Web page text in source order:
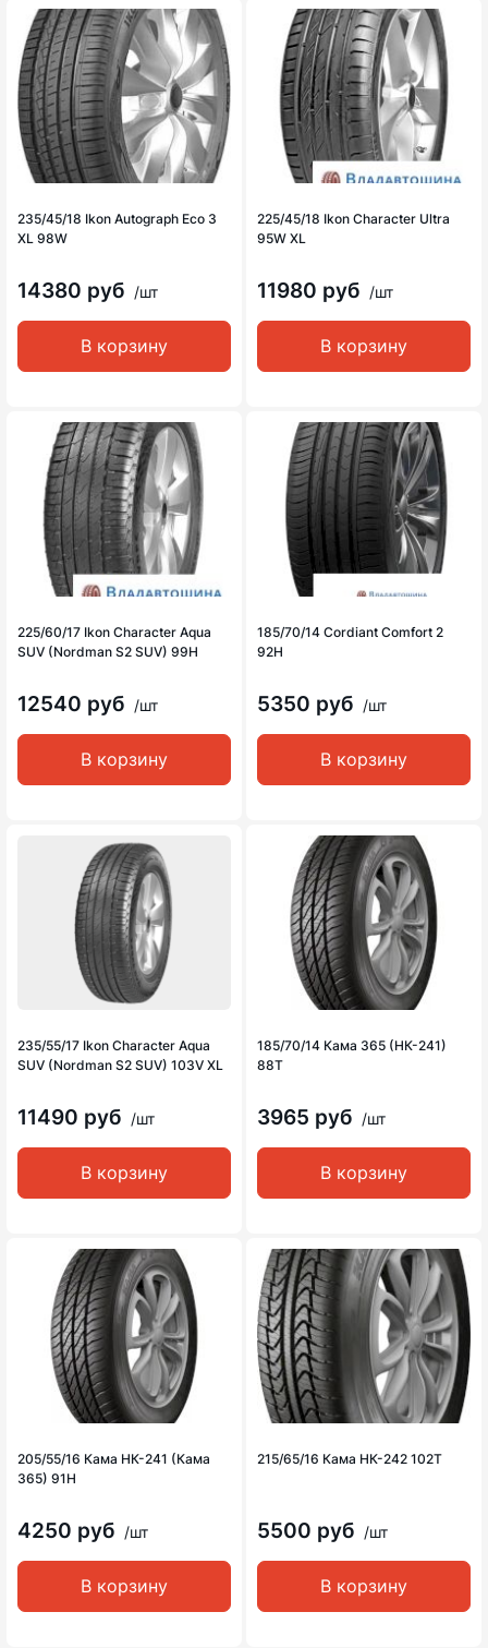
235/45/18 Ikon Autograph Eco 3
XL 98W
14380 руб /шт
В корзину
225/45/18 Ikon Character Ultra
95W XL
11980 руб /шт
В корзину
225/60/17 Ikon Character Aqua
SUV (Nordman S2 SUV) 99H
12540 руб /шт
В корзину
185/70/14 Cordiant Comfort 2
92H
5350 руб /шт
В корзину
235/55/17 Ikon Character Aqua
SUV (Nordman S2 SUV) 103V XL
11490 руб /шт
В корзину
185/70/14 Кама 365 (НК-241)
88T
3965 руб /шт
В корзину
205/55/16 Кама НК-241 (Кама
365) 91H
4250 руб /шт
В корзину
215/65/16 Кама НК-242 102Т
5500 руб /шт
В корзину